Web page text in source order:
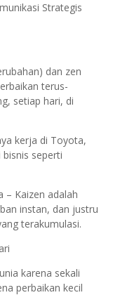
Strategis
dan zen
terus-
setiap hari, di
kerja di Toyota,
seperti
– Kaizen adalah
instan, dan justru
terakumulasi.
karena sekali
perbaikan kecil